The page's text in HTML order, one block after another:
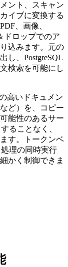
ント、スキャン
イブに変換する
、画像、
ドロップでのア
込みます。元の
し、PostgreSQL
検索を可能にし
高いドキュメン
ど）を、コピー
能性のあるサー
ることなく、
す。トークンベ
理の同時実行
かく制御できま